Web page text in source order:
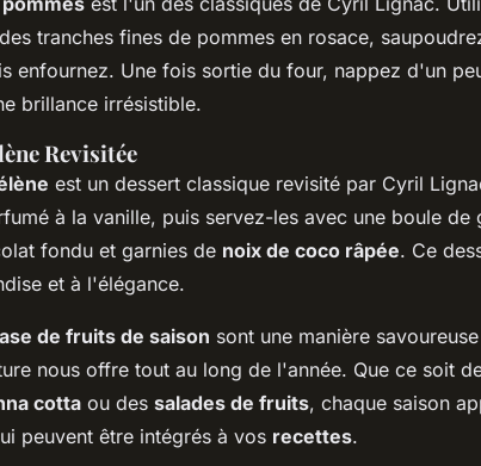
tranches fines de pommes en rosace,
enfournez. Une fois sortie du four, nappez d'un
brillance irrésistible.
Revisitée
est un dessert classique revisité par Cyril
à la vanille, puis servez-les avec une boule de
fondu et garnies de noix de coco râpée. Ce
et à l'élégance.
de fruits de saison sont une manière
nous offre tout au long de l'année. Que ce soit
cotta ou des salades de fruits, chaque saison
peuvent être intégrés à vos recettes.